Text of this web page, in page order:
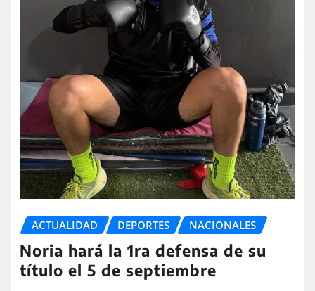
ACTUALIDAD DEPORTES NACIONALES
Noria hará la 1ra defensa de su
título el 5 de septiembre